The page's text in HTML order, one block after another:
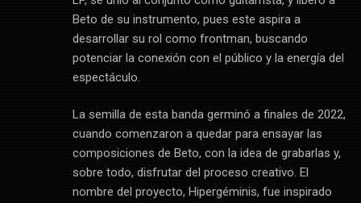
Beto de su instrumento, pues este aspira a
desarrollar su rol como frontman, buscando
potenciar la conexión con el público y la energía del
espectáculo.
La semilla de esta banda germinó a finales de 2022,
cuando comenzaron a quedar para ensayar las
composiciones de Beto, con la idea de grabarlas y,
sobre todo, disfrutar del proceso creativo. El
nombre del proyecto, Hipergéminis, fue inspirado